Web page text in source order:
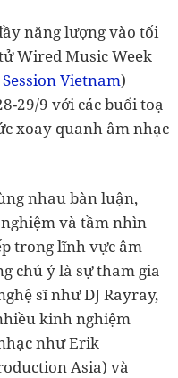
năng lượng vào tối
Wired Music Week
Vietnam)
29/9 với các buổi toạ
xoay quanh âm nhạc
nhau bàn luận,
và tầm nhìn
trong lĩnh vực âm
chú ý là sự tham gia
sĩ như DJ Rayray,
kinh nghiệm
nhưErik
Asia) và